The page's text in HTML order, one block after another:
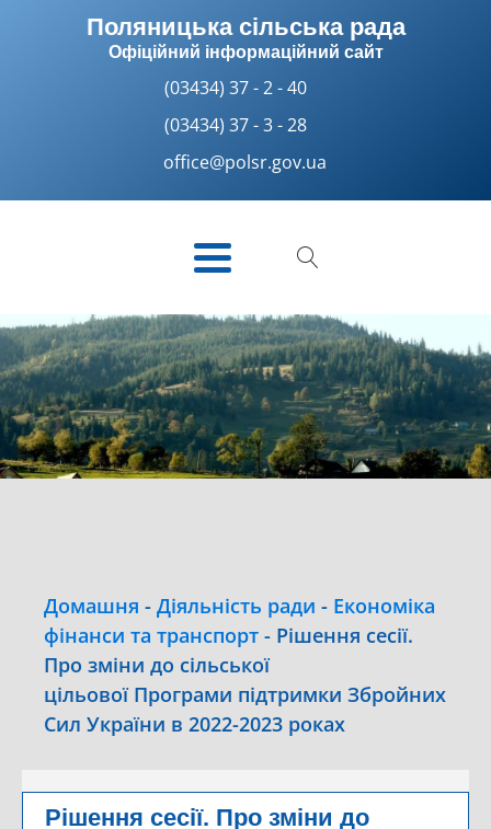
Поляницька сільська рада
Офіційний інформаційний сайт
(03434) 37 - 2 - 40
(03434) 37 - 3 - 28
office@polsr.gov.ua
Домашня - Діяльність ради - Економіка
фінанси та транспорт - Рішення сесії.
Про зміни до сільської
цільової Програми підтримки Збройних
Сил України в 2022-2023 роках
Рішення сесії. Про зміни до